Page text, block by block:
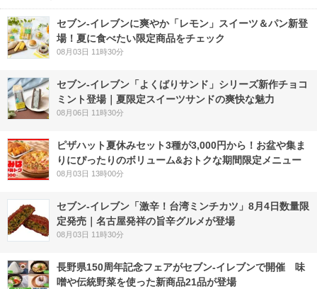
セブン‐イレブンに爽やか「レモン」スイーツ＆パン新登
場！夏に食べたい限定商品をチェック
08月03日 11時30分
セブン‐イレブン「よくばりサンド」シリーズ新作チョコ
ミント登場｜夏限定スイーツサンドの爽快な魅力
08月06日 11時30分
ピザハット夏休みセット3種が3,000円から！お盆や集ま
りにぴったりのボリューム&おトクな期間限定メニュー
08月03日 13時00分
セブン-イレブン「激辛！台湾ミンチカツ」8月4日数量限
定発売｜名古屋発祥の旨辛グルメが登場
08月03日 11時30分
長野県150周年記念フェアがセブン-イレブンで開催 味
噌や伝統野菜を使った新商品21品が登場